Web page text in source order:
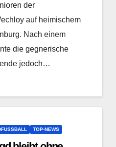
der
auf heimischem
Nach einem
die gegnerische
jedoch…
TOP-NEWS